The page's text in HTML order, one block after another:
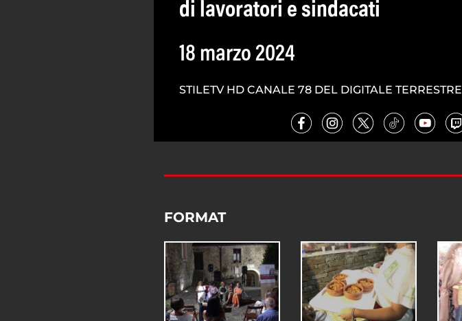
di lavoratori e sindacati
18 marzo 2024
STILETV HD CANALE 78 DEL DIGITALE TERRESTRE
FORMAT